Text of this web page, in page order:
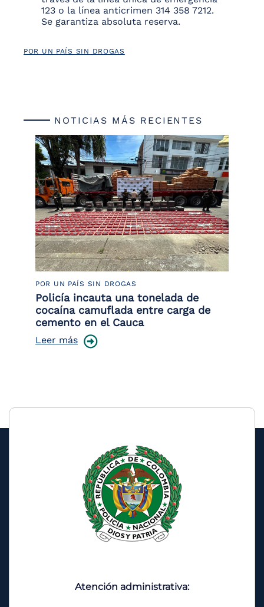
123 o la línea anticrimen 314 358 7212.
Se garantiza absoluta reserva.
POR UN PAÍS SIN DROGAS
NOTICIAS MÁS RECIENTES
POR UN PAÍS SIN DROGAS
Policía incauta una tonelada de
cocaína camuflada entre carga de
cemento en el Cauca
Leer más
Atención administrativa: